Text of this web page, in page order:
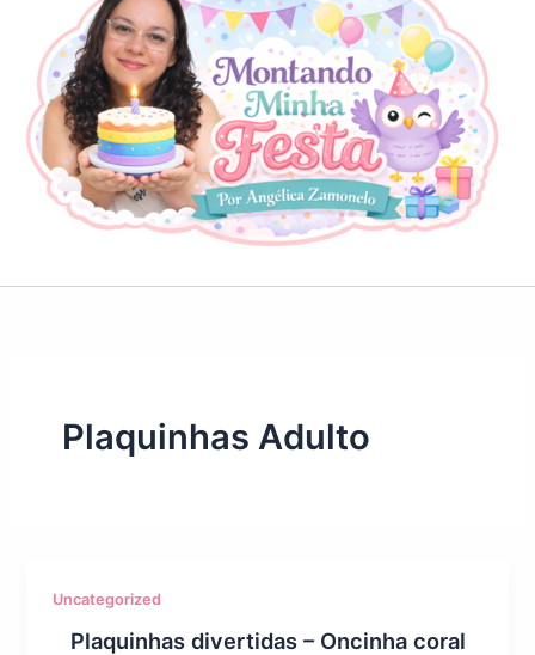
Plaquinhas Adulto
Uncategorized
Plaquinhas divertidas – Oncinha coral